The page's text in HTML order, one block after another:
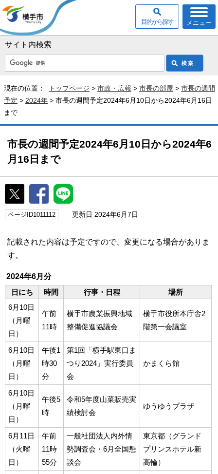
サイト内検索
メニュー
目的から探す
現在の位置： トップページ > 市政・広報 > 市長の部屋 > 市長の週間
予定 > 2024年 > 市長の週間予定2024年6月10日から2024年6月16日
まで
市長の週間予定2024年6月10日から2024年6
月16日まで
ページID1011112 更新日 2024年6月7日
記載された内容は予定ですので、変更になる場合がありま
す。
2024年6月分
日にち
時間 行事・日程
場所
6月10日
（月曜
日）
午前
11時
横手市農業振興地域
整備促進協議会
横手市役所本庁舎2
階第一会議室
6月10日
（月曜
日）
午後1
時30
分
第1回「横手駅東口ま
つり2024」実行委員
会
かまくら館
6月10日
（月曜
日）
午後5
時
令和5年度山菜販売実
績検討会
ゆうゆうプラザ
6月11日
（火曜
日）
午前
11時
55分
一般社団法人内外情
勢調査会・6月全国懇
談会
東京都（グランド
プリンスホテル新
高輪）